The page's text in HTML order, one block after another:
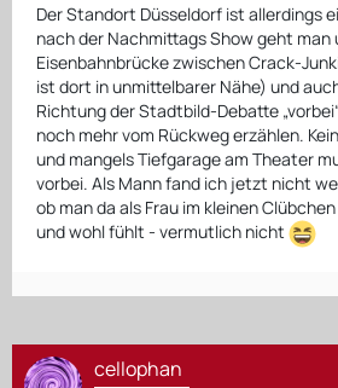
Der Standort Düsseldorf ist allerdings
nach der Nachmittags Show geht man
Eisenbahnbrücke zwischen Crack-
ist dort in unmittelbarer Nähe) und
Richtung der Stadtbild-Debatte
noch mehr vom Rückweg erzählen.
und mangels Tiefgarage am Theater
vorbei. Als Mann fand ich jetzt nicht
ob man da als Frau im kleinen
und wohl fühlt - vermutlich nicht
cellophan